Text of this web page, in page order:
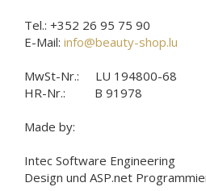
Tel.: +352 26 95 75 90
E-Mail: info@beauty-shop.lu
MwSt-Nr.: LU 194800-68
HR-Nr.: B 91978
Made by:
Intec Software Engineering
Design und ASP.net